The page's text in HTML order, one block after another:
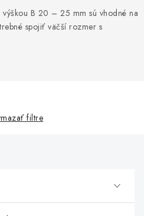
B 20 – 25 mm sú vhodné na
spojiť väčší rozmer s
filtre